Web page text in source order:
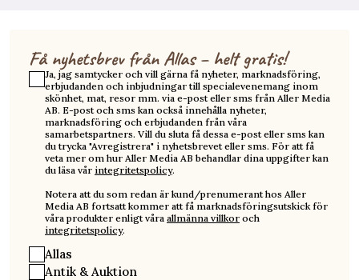
Få nyhetsbrev från Allas – helt gratis!
Ja, jag samtycker och vill gärna få nyheter, marknadsföring,
erbjudanden och inbjudningar till specialevenemang inom
skönhet, mat, resor mm. via e-post eller sms från Aller Media
AB. E-post och sms kan också innehålla nyheter,
marknadsföring och erbjudanden från våra
samarbetspartners. Vill du sluta få dessa e-post eller sms kan
du trycka "Avregistrera" i nyhetsbrevet eller sms. För att få
veta mer om hur Aller Media AB behandlar dina uppgifter kan
du läsa vår integritetspolicy.
Notera att du som redan är kund/prenumerant hos Aller
Media AB fortsatt kommer att få marknadsföringsutskick för
våra produkter enligt våra allmänna villkor och
integritetspolicy.
Allas
Antik & Auktion